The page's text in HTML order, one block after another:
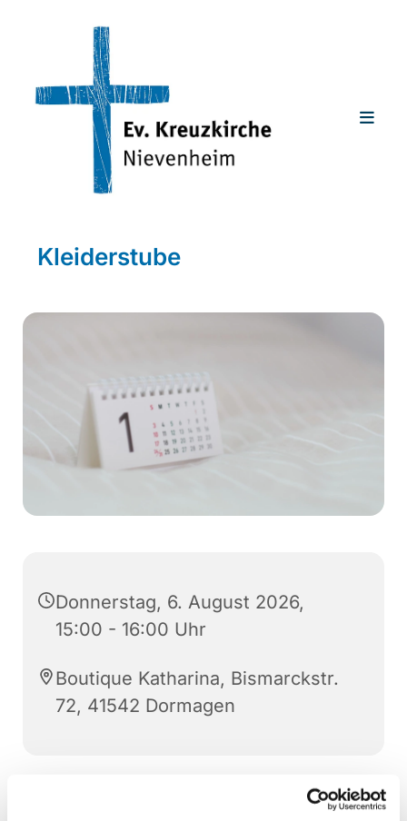
Kleiderstube
Donnerstag, 6. August 2026,
15:00 - 16:00 Uhr
Boutique Katharina, Bismarckstr.
72, 41542 Dormagen